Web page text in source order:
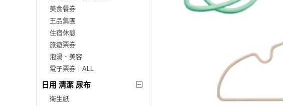
美食餐券
王品集團
住宿休憩
旅遊票券
泡湯．美容
電子票券｜ALL
日用 清潔 尿布
衛生紙